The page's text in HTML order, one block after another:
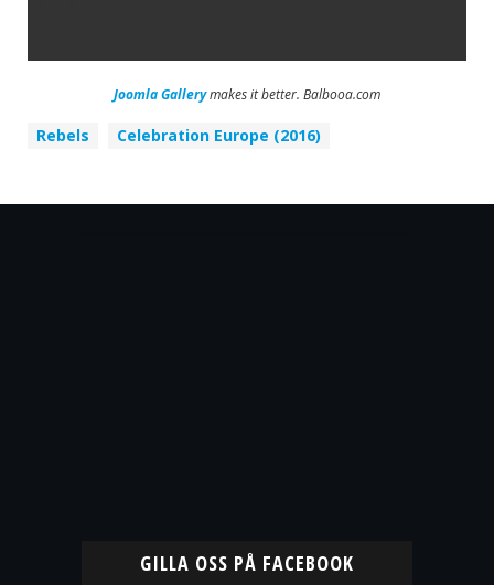
Joomla Gallerymakes it better. Balbooa.com
Rebels Celebration Europe (2016)
GILLA OSS PÅ FACEBOOK